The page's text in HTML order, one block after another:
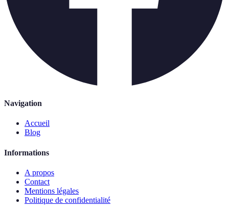
Navigation
Accueil
Blog
Informations
A propos
Contact
Mentions légales
Politique de confidentialité